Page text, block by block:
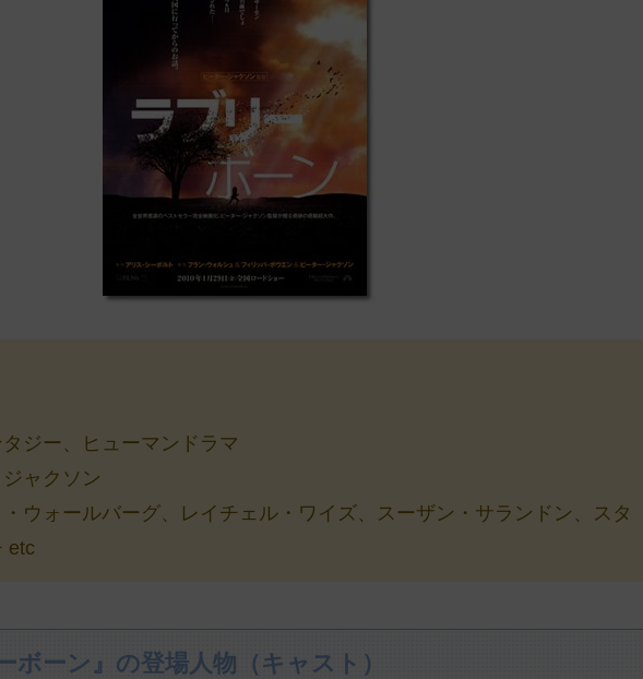
ジー、ヒューマンドラマ
ャクソン
ウォールバーグ、レイチェル・ワイズ、スーザン・サランドン、スタ
etc
ボーン』の登場人物（キャスト）